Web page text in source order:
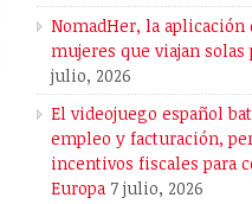
NomadHer, la aplicación
mujeres que viajan
julio, 2026
El videojuego español
empleo y facturación,
incentivos fiscales para
Europa 7 julio, 2026